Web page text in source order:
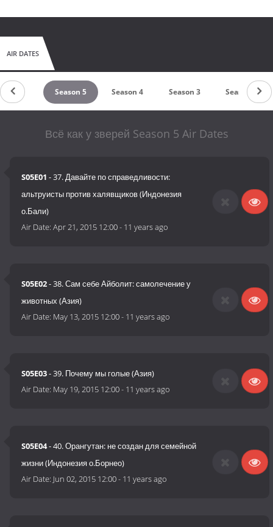
AIR DATES
6 Season 5 Season 4 Season 3 Season 2
Всё как у зверей Season 5 Air Dates
S05E01 - 37. Давайте по справедливости:
альтруисты против халявщиков (Индонезия
о.Бали)
Air Date:Apr 21, 2015 12:00- 11 years ago
S05E02- 38. Сам себе Айболит: самолечение у
животных (Азия)
Air Date: May 13, 2015 12:00- 11 years ago
S05E03- 39. Почему мы голые (Азия)
Air Date: May 19, 2015 12:00- 11 years ago
S05E04- 40. Орангутан: не создан для семейной
жизни (Индонезия о.Борнео)
Air Date: Jun 02, 2015 12:00- 11 years ago